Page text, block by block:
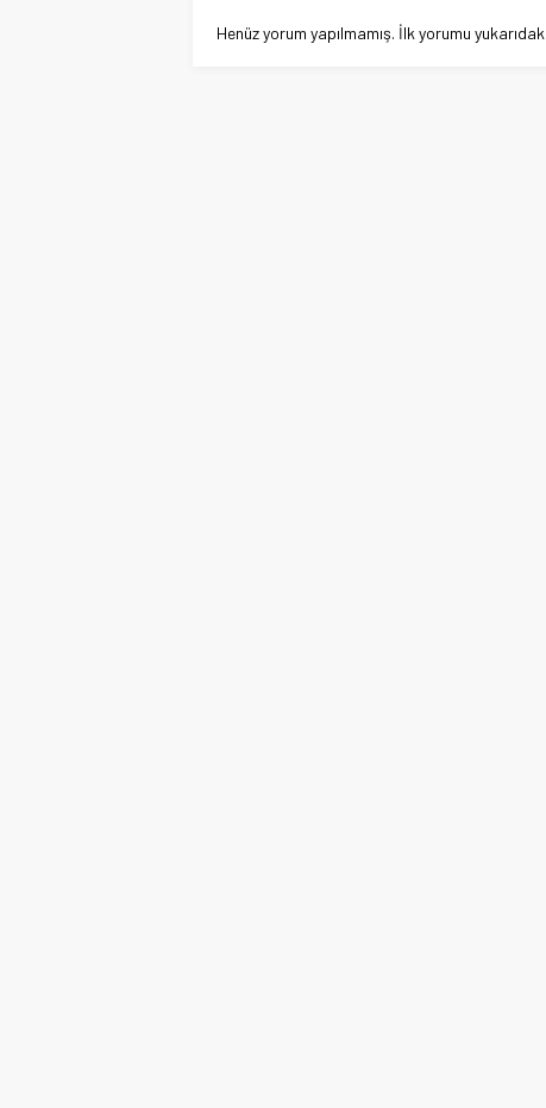
Henüz yorum yapılmamış. İlk yorumu